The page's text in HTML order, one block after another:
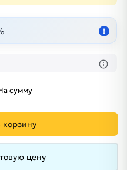
!
сумму
корзину
цену